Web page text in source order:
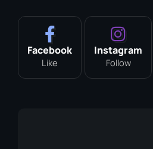
Facebook
Like
Instagram
Follow